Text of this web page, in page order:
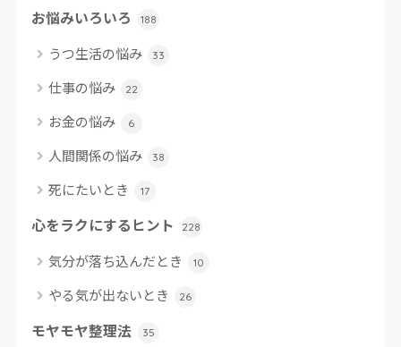
お悩みいろいろ 188
うつ生活の悩み 33
仕事の悩み 22
お金の悩み 6
人間関係の悩み 38
死にたいとき 17
心をラクにするヒント 228
気分が落ち込んだとき 10
やる気が出ないとき 26
モヤモヤ整理法 35